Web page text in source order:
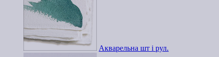
Акварельна шт і рул.